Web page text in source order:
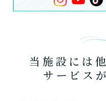
当施設には
サービス